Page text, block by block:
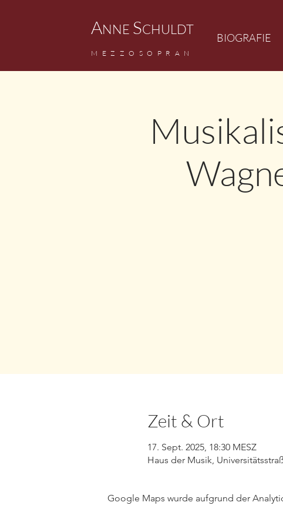
ANNE SCHULDT
M EZZOSOPRAN
BIOGRAFIE
Zeit & Ort
17. Sept. 2025, 18:30 MESZ
Haus der Musik,
Google Maps wurde aufgrund der